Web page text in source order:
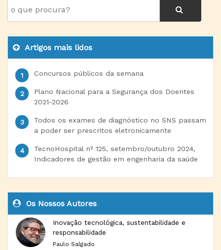
Artigos mais lidos
Concursos públicos da semana
Plano Nacional para a Segurança dos Doentes
2021-2026
Todos os exames de diagnóstico no SNS passam
a poder ser prescritos eletronicamente
TecnoHospital nº 125, setembro/outubro 2024,
Indicadores de gestão em engenharia da saúde
Os Nossos Autores
Inovação tecnológica, sustentabilidade e
responsabilidade
Paulo Salgado